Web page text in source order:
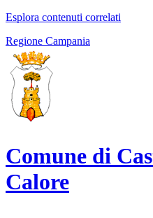
Esplora contenuti correlati
Regione Campania
Comune di
Calore